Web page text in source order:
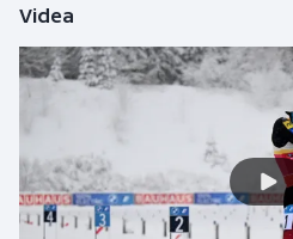
Golf
Házená
Jezdectví
Videa